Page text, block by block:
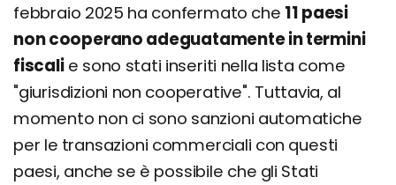
febbraio 2025 ha confermato che 11 paesi
non cooperano adeguatamente in termini
fiscalie sono stati inseriti nella lista come
"giurisdizioni non cooperative". Tuttavia, al
momento non ci sono sanzioni automatiche
per le transazioni commerciali con questi
paesi, anche se è possibile che gli Stati